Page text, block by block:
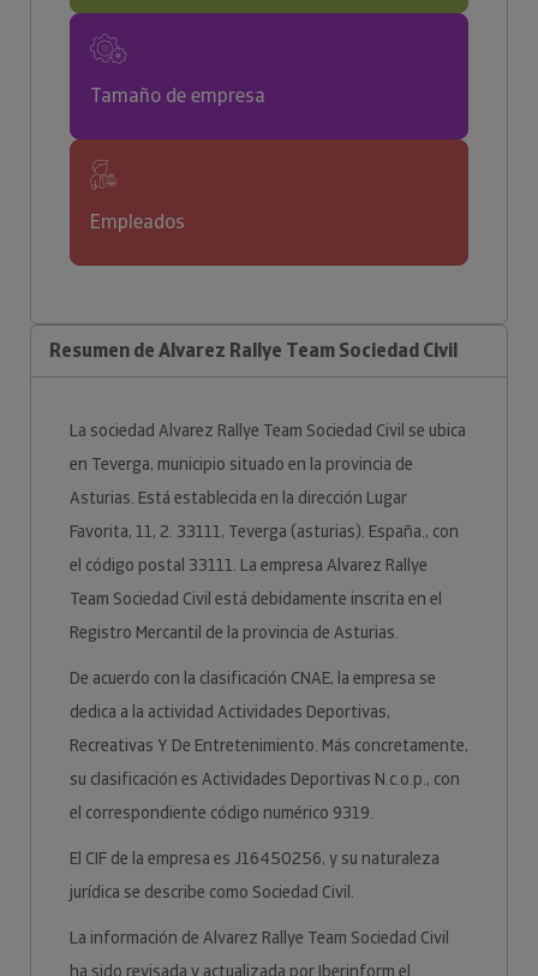
Tamaño de empresa
Empleados
Resumen de Alvarez Rallye Team Sociedad Civil
La sociedad Alvarez Rallye Team Sociedad Civil se ubica
en Teverga, municipio situado en la provincia de
Asturias. Está establecida en la dirección Lugar
Favorita, 11, 2. 33111, Teverga (asturias). España., con
el código postal 33111. La empresa Alvarez Rallye
Team Sociedad Civil está debidamente inscrita en el
Registro Mercantil de la provincia de Asturias.
De acuerdo con la clasificación CNAE, la empresa se
dedica a la actividad Actividades Deportivas,
Recreativas Y De Entretenimiento. Más concretamente,
su clasificación es Actividades Deportivas N.c.o.p., con
el correspondiente código numérico 9319.
El CIF de la empresa es J16450256, y su naturaleza
jurídica se describe como Sociedad Civil.
La información de Alvarez Rallye Team Sociedad Civil
ha sido revisada y actualizada por Iberinform el